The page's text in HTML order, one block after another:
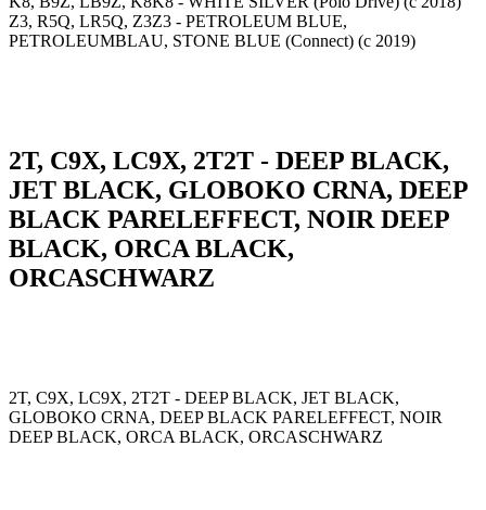
Z3, R5Q, LR5Q, Z3Z3 - PETROLEUM BLUE,
PETROLEUMBLAU, STONE BLUE (Connect) (с 2019)
2T, C9X, LC9X, 2T2T - DEEP BLACK,
JET BLACK, GLOBOKO CRNA, DEEP
BLACK PARELEFFECT, NOIR DEEP
BLACK, ORCA BLACK,
ORCASCHWARZ
2T, C9X, LC9X, 2T2T - DEEP BLACK, JET BLACK,
GLOBOKO CRNA, DEEP BLACK PARELEFFECT, NOIR
DEEP BLACK, ORCA BLACK, ORCASCHWARZ